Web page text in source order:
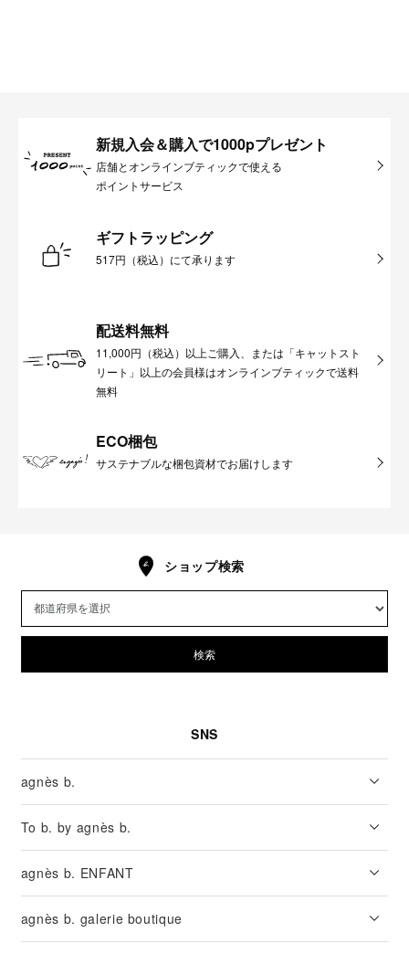
新規入会＆購入で1000pプレゼント
店舗とオンラインブティックで使える
ポイントサービス
ギフトラッピング
517円（税込）にて承ります
配送料無料
11,000円（税込）以上ご購入、または「キャットスト
リート」以上の会員様はオンラインブティックで送料
無料
ECO梱包
サステナブルな梱包資材でお届けします
ショップ検索
検索
SNS
agnès b.
To b. by agnès b.
agnès b. ENFANT
agnès b. galerie boutique